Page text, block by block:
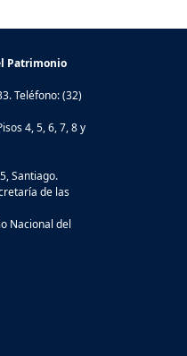
Patrimonio
Teléfono: (32)
4, 5, 6, 7, 8 y
Santiago.
de las
Nacional del